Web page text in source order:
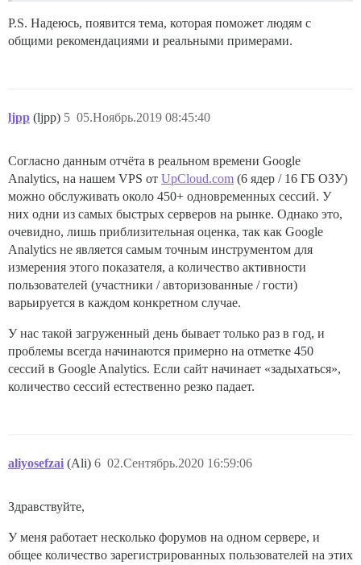
P.S. Надеюсь, появится тема, которая поможет людям с
общими рекомендациями и реальными примерами.
ljpp (ljpp) 05.Ноябрь.2019 08:45:40
5
Согласно данным отчёта в реальном времени Google
Analytics, на нашем VPS от UpCloud.com (6 ядер / 16 ГБ ОЗУ)
можно обслуживать около 450+ одновременных сессий. У
них одни из самых быстрых серверов на рынке. Однако это,
очевидно, лишь приблизительная оценка, так как Google
Analytics не является самым точным инструментом для
измерения этого показателя, а количество активности
пользователей (участники / авторизованные / гости)
варьируется в каждом конкретном случае.
У нас такой загруженный день бывает только раз в год, и
проблемы всегда начинаются примерно на отметке 450
сессий в Google Analytics. Если сайт начинает «задыхаться»,
количество сессий естественно резко падает.
aliyosefzai (Ali) 02.Сентябрь.2020 16:59:06
6
Здравствуйте,
У меня работает несколько форумов на одном сервере, и
общее количество зарегистрированных пользователей на этих